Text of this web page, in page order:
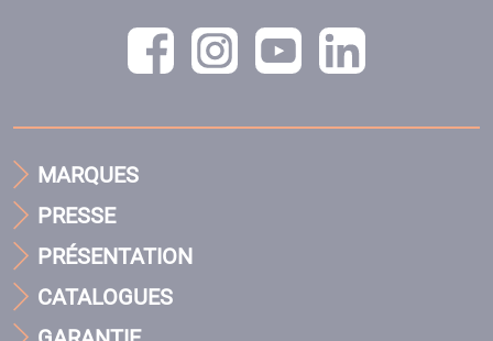
MARQUES
PRESSE
PRÉSENTATION
CATALOGUES